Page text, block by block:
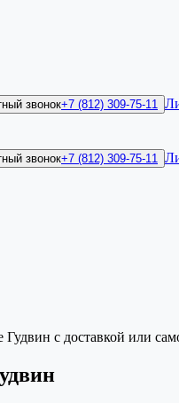
звонок+7 (812) 309-75-11
звонок+7 (812) 309-75-11
Гудвин с доставкой или